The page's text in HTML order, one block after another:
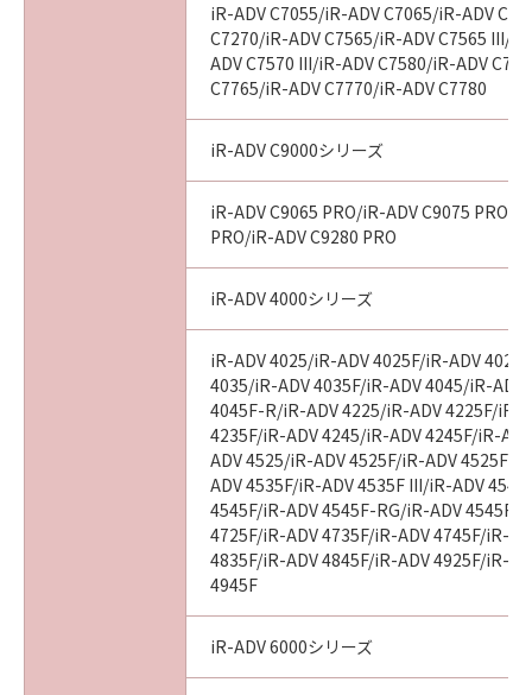
iR-ADV C7055/iR-ADV C7065/iR-ADV
C7270/iR-ADV C7565/iR-ADV C7565 III/
ADV C7570 III/iR-ADV C7580/iR-ADV
C7765/iR-ADV C7770/iR-ADV C7780
iR-ADV C9000シリーズ
iR-ADV C9065 PRO/iR-ADV C9075 PRO/
PRO/iR-ADV C9280 PRO
iR-ADV 4000シリーズ
iR-ADV 4025/iR-ADV 4025F/iR-ADV
4035/iR-ADV 4035F/iR-ADV 4045/iR-ADV
4045F-R/iR-ADV 4225/iR-ADV 4225F/iR-
4235F/iR-ADV 4245/iR-ADV 4245F/iR-
ADV 4525/iR-ADV 4525F/iR-ADV 4525F
ADV 4535F/iR-ADV 4535F III/iR-ADV
4545F/iR-ADV 4545F-RG/iR-ADV 4545F
4725F/iR-ADV 4735F/iR-ADV 4745F/iR-
4835F/iR-ADV 4845F/iR-ADV 4925F/iR-
4945F
iR-ADV 6000シリーズ